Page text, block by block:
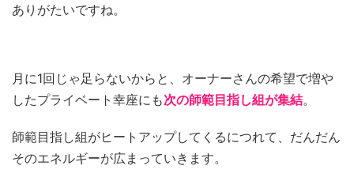
ありがたいですね。
月に1回じゃ足らないからと、オーナーさんの希望で増や
したプライベート幸座にも次の師範目指し組が集結。
師範目指し組がヒートアップしてくるにつれて、だんだん
そのエネルギーが広まっていきます。